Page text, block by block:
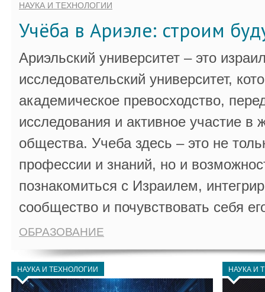
НАУКА И ТЕХНОЛОГИИ
Учёба в Ариэле: строим
Ариэльский университет – это
исследовательский университет,
академическое превосходство,
исследования и активное участие в
общества. Учеба здесь – это не
профессии и знаний, но и
познакомиться с Израилем,
сообщество и почувствовать себя
ОБРАЗОВАНИЕ
НАУКА И ТЕХНОЛОГИИ НАУКА И